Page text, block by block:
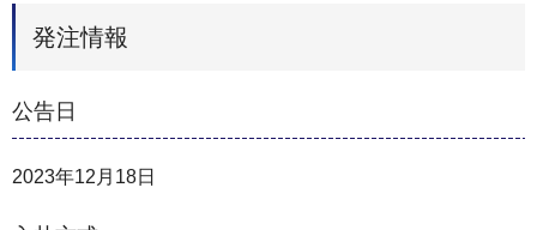
発注情報
公告日
2023年12月18日